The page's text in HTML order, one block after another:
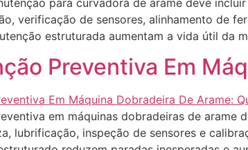
para curvadora de arame deve
verificação de sensores, alinhamento de
estruturada aumentam a vida útil da
Preventiva Em
em máquinas dobradeiras de
lubrificação, inspeção de sensores e